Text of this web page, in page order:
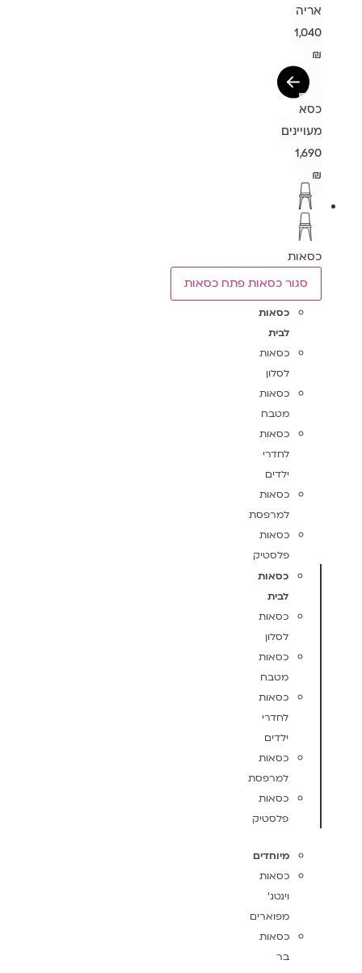
אריה
1,040
₪
כסא
מעויינים
1,690
₪
כסאות
סגור כסאות פתח כסאות
כסאות
לבית
כסאות
לסלון
כסאות
מטבח
כסאות
לחדרי
ילדים
כסאות
למרפסת
כסאות
פלסטיק
כסאות
לבית
כסאות
לסלון
כסאות
מטבח
כסאות
לחדרי
ילדים
כסאות
למרפסת
כסאות
פלסטיק
מיוחדים
כסאות
וינטג'
מפוארים
כסאות
בר